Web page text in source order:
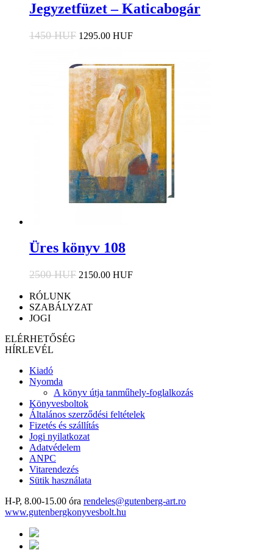
Jegyzetfüzet – Katicabogár
1450 HUF 1295.00 HUF
Üres könyv 108
2500 HUF 2150.00 HUF
RÓLUNK
SZABÁLYZAT
JOGI
ELÉRHETŐSÉG
HÍRLEVÉL
Kiadó
Nyomda
A könyv útja tanműhely-foglalkozás
Könyvesboltok
Általános szerződési feltételek
Fizetés és szállítás
Jogi nyilatkozat
Adatvédelem
ANPC
Vitarendezés
Sütik használata
H-P, 8.00-15.00 óra rendeles@gutenberg-art.ro
www.gutenbergkonyvesbolt.hu